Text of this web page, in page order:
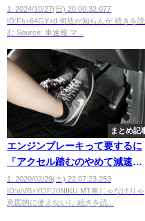
1: 2024/10/27(日) 20:00:32.077
ID:Fs+64GY+d 何故か知らんが 続きを読
む Source: 車速報 マ...
まとめ記
エンジンブレーキって要するに
「アクセル踏むのやめて減速」
だろ？？
1: 2020/02/29(土) 22:07:23.253
ID:wVB+YOFJ0NIKU MT車じゃなけりゃ
意図的に使えないし 続きを読...